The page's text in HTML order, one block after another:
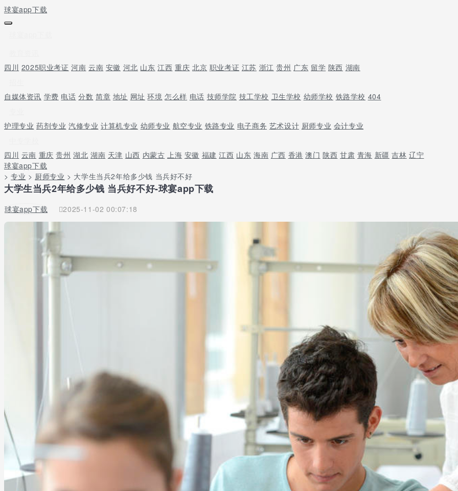
球宴app下载
四川 2025职业考证 河南 云南 安徽 河北 山东 江西 重庆 北京 职业考证 江苏 浙江 贵州 广东 留学 陕西 湖南
自媒体资讯 学费 电话 分数 简章 地址 网址 环境 怎么样 电话 技师学院 技工学校 卫生学校 幼师学校 铁路学校 404
护理专业 药剂专业 汽修专业 计算机专业 幼师专业 航空专业 铁路专业 电子商务 艺术设计 厨师专业 会计专业
四川 云南 重庆 贵州 湖北 湖南 天津 山西 内蒙古 上海 安徽 福建 江西 山东 海南 广西 香港 澳门 陕西 甘肃 青海 新疆 吉林 辽宁
球宴app下载
>专业 > 厨师专业 > 大学生当兵2年给多少钱 当兵好不好
大学生当兵2年给多少钱 当兵好不好-球宴app下载
球宴app下载 2025-11-02 00:07:18